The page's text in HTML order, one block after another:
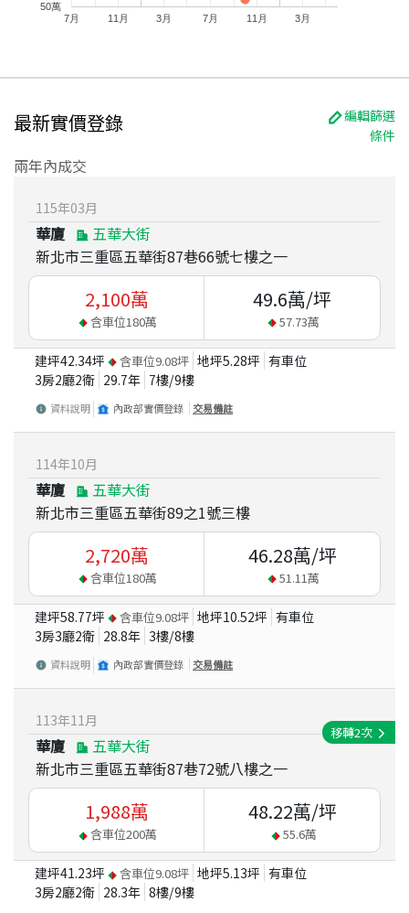
7月 11月 3月 7月 11月 3月
50萬
最新實價登錄
編輯篩選
條件
兩年內成交
115年03月
華廈
五華大街
新北市三重區五華街87巷66號七樓之一
2,100萬
含車位180萬
49.6萬/坪
57.73萬
建坪42.34坪 含車位9.08坪 地坪5.28坪 有車位
3房2廳2衛 29.7年 7樓/9樓
資料說明 內政部實價登錄 交易備註
114年10月
華廈
五華大街
新北市三重區五華街89之1號三樓
2,720萬
含車位180萬
46.28萬/坪
51.11萬
建坪58.77坪 含車位9.08坪 地坪10.52坪 有車位
3房3廳2衛 28.8年 3樓/8樓
資料說明 內政部實價登錄 交易備註
113年11 月
華廈
五華大街
新北市三重區五華街87巷72號八樓之一
移轉2次
1,988萬
含車位200萬
48.22萬/坪
55.6萬
建坪41.23坪 含車位9.08坪 地坪5.13坪 有車位
3房2廳2衛 28.3年 8樓/9樓